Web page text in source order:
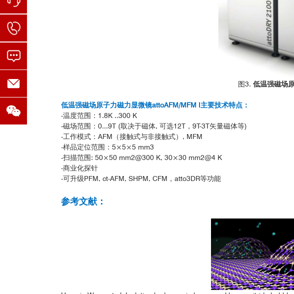
图3. 低温强磁场
低温强磁场原子力磁力显微镜attoAFM/MFM I主要技术特点：
-温度范围：1.8K ..300 K
-磁场范围：0...9T (取决于磁体, 可选12T，9T-3T矢量磁体等)
-工作模式：AFM（接触式与非接触式）, MFM
-样品定位范围：5×5×5 mm3
-扫描范围: 50×50 mm2@300 K, 30×30 mm2@4 K
-商业化探针
-可升级PFM, ct-AFM, SHPM, CFM，atto3DR等功能
参考文献：